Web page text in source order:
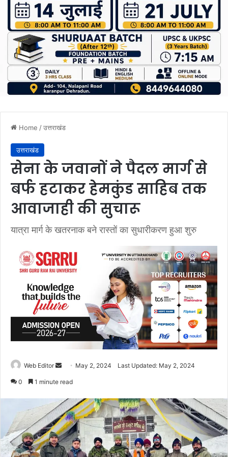
Home /उत्तराखंड
उत्तराखंड
सेना के जवानों ने पैदल मार्ग से
बर्फ हटाकर हेमकुंड साहिब तक
आवाजाही की सुचारू
यात्रा मार्ग के खतरनाक बने रास्तों का सुधारीकरण हुआ शुरु
Web Editor
d
a
n
e
m
May 2, 2024 Last Updated: May 2, 2024
0 1 minute read